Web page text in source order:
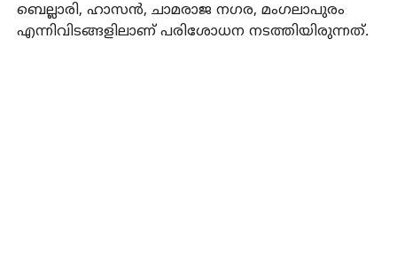
ബെല്ലാരി, ഹാസന്‍, ചാമരാജ നഗര, മംഗലാപുരം
എന്നിവിടങ്ങളിലാണ് പരിശോധന നടത്തിയിരുന്നത്.